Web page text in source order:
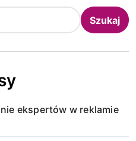
Szukaj
ekspertów w reklamie